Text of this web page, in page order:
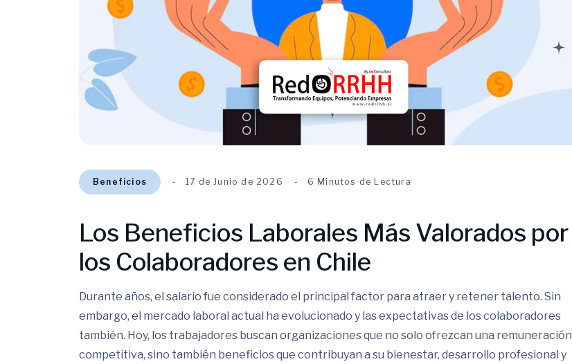
Beneficios 17 de Junio de 2026 6 Minutos de Lectura
Los Beneficios Laborales Más Valorados por
los Colaboradores en Chile
Durante años, el salario fue considerado el principal factor para atraer y retener talento. Sin
embargo, el mercado laboral actual ha evolucionado y las expectativas de los colaboradores
también. Hoy, los trabajadores buscan organizaciones que no solo ofrezcan una remuneración
competitiva, sino también beneficios que contribuyan a su bienestar, desarrollo profesional y